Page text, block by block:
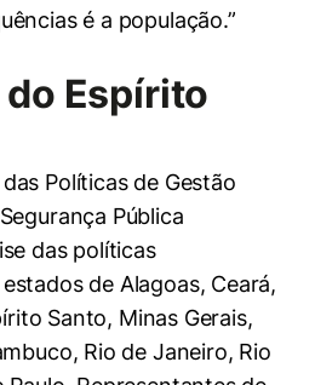
é a população.”
Espírito
Políticas de Gestão
Pública
das políticas
de Alagoas, Ceará,
Santo, Minas Gerais,
Rio de Janeiro, Rio
de usuário